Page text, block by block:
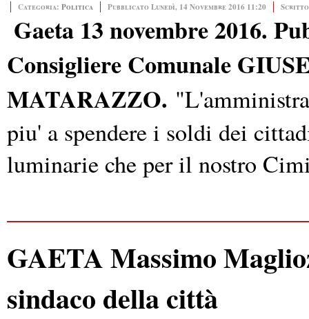
Categoria: Politica Pubblicato Lunedì, 14 Novembre 2016 11:20 Scritto
Gaeta 13 novembre 2016.
Consigliere Comunale
MATARAZZO. "
piu' a spendere i soldi dei
luminarie che per il nostro
GAETA Massimo
sindaco della città